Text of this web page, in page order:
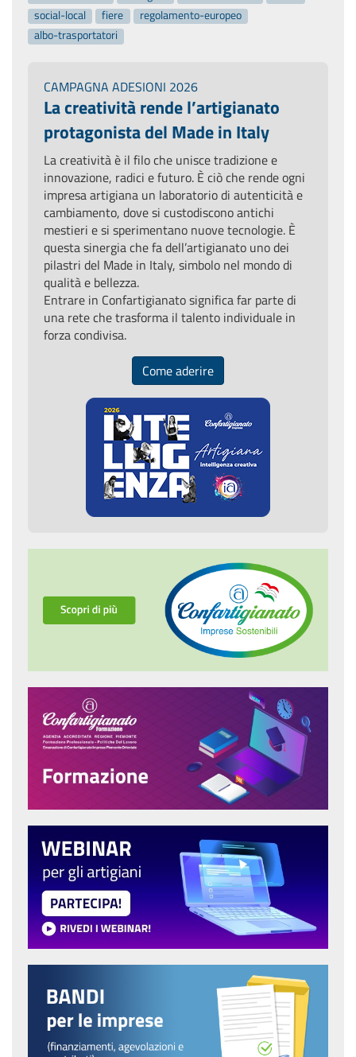
social-local
fiere
regolamento-europeo
albo-trasportatori
CAMPAGNA ADESIONI 2026
La creatività rende l’artigianato
protagonista del Made in Italy
La creatività è il filo che unisce tradizione e
innovazione, radici e futuro. È ciò che rende ogni
impresa artigiana un laboratorio di autenticità e
cambiamento, dove si custodiscono antichi
mestieri e si sperimentano nuove tecnologie. È
questa sinergia che fa dell’artigianato uno dei
pilastri del Made in Italy, simbolo nel mondo di
qualità e bellezza.
Entrare in Confartigianato significa far parte di
una rete che trasforma il talento individuale in
forza condivisa.
Come aderire